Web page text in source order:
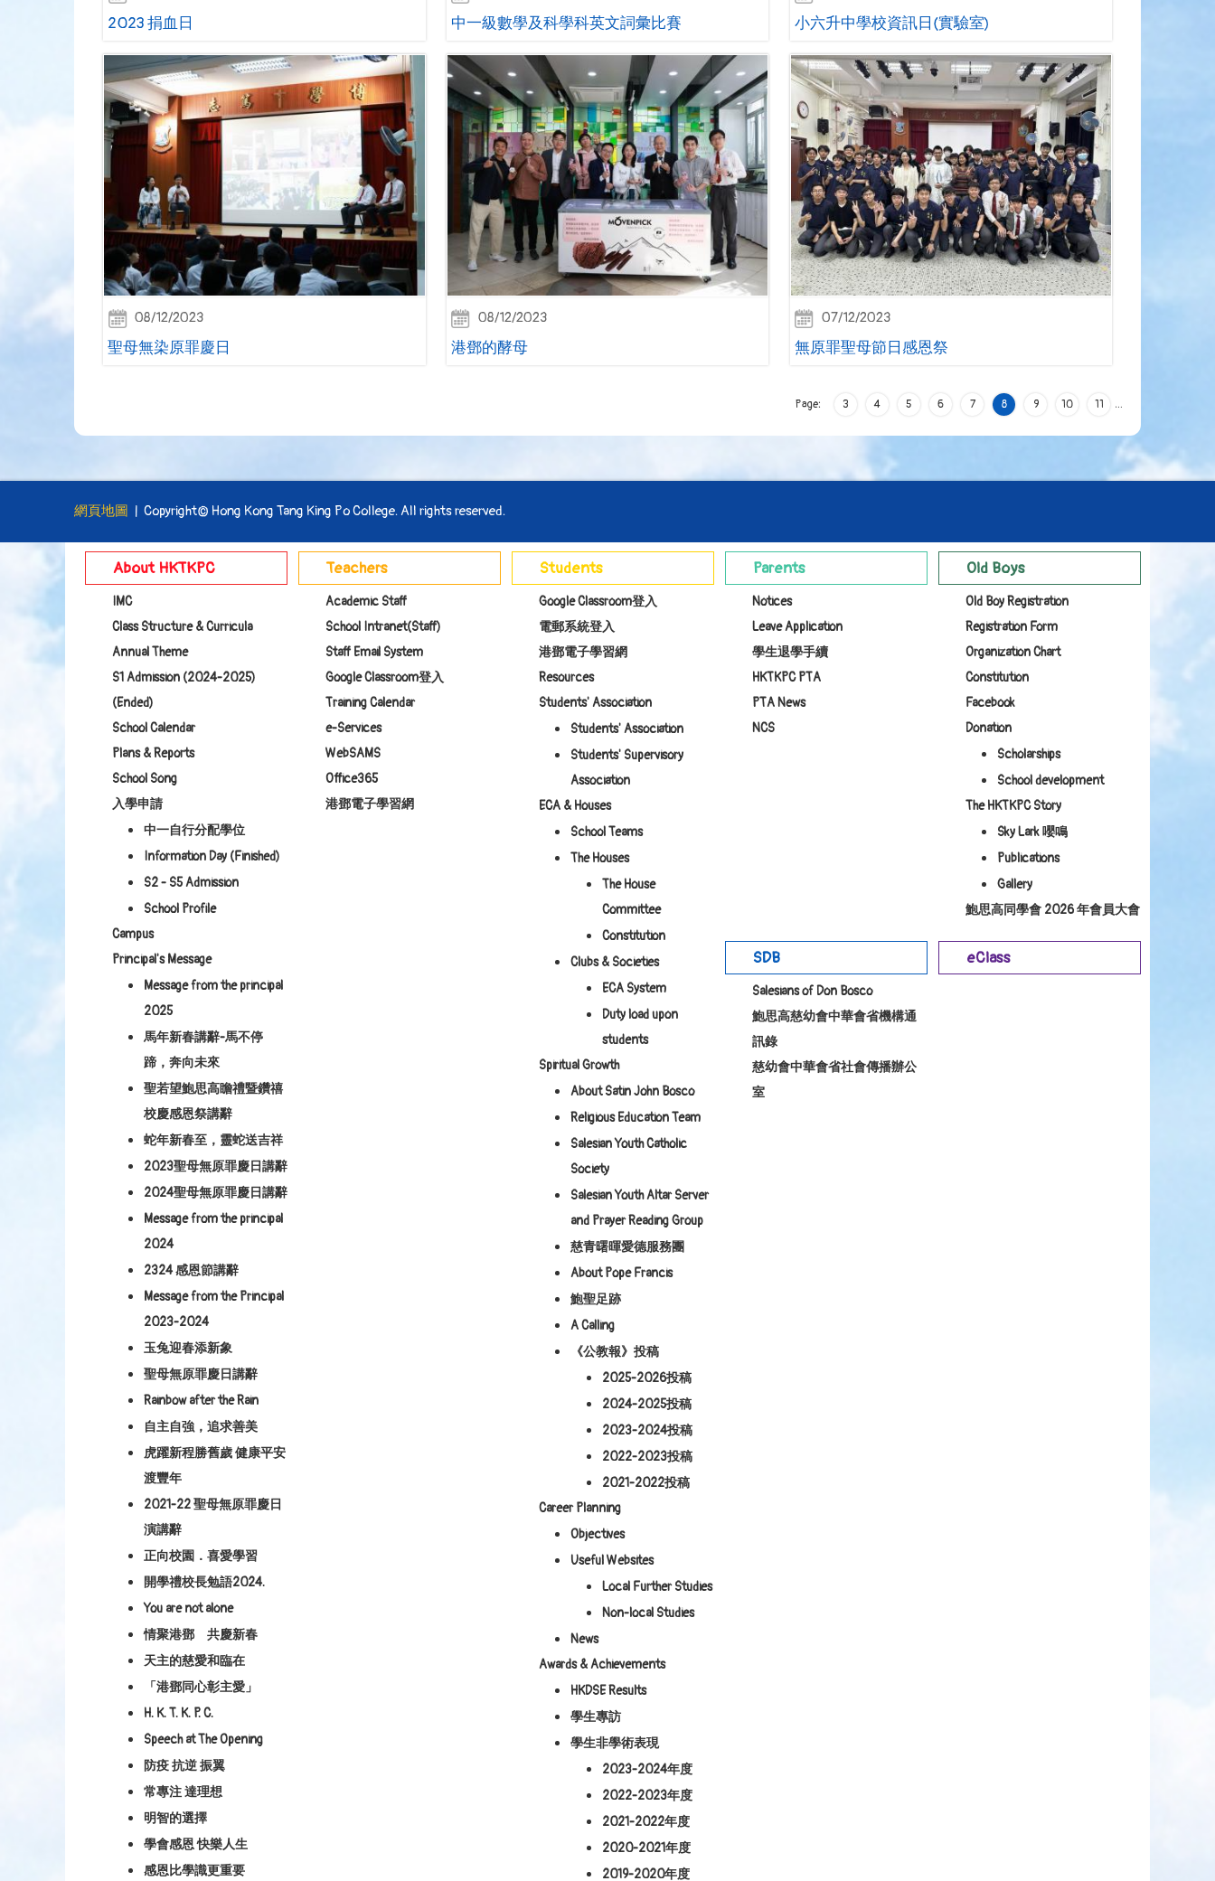
2023 捐血日 中一級數學及科學科英文詞彙比賽 小六升中學校資訊日(實驗室)
08/12/2023
聖母無染原罪慶日
08/12/2023
港鄧的酵母
07/12/2023
無原罪聖母節日感恩祭
Page: …
3 4 5 6 7 8 9 10 11
網頁地圖 | Copyright© Hong Kong Tang King Po College. All rights reserved.
About HKTKPC
IMC
Class Structure & Curricula
Annual Theme
S1 Admission (2024-2025)
(Ended)
School Calendar
Plans & Reports
School Song
入學申請
中一自行分配學位
Information Day (Finished)
S2 - S5 Admission
School Profile
Campus
Principal's Message
Message from the principal
2025
馬年新春講辭-馬不停
蹄，奔向未來
聖若望鮑思高瞻禮暨鑽禧
校慶感恩祭講辭
蛇年新春至，靈蛇送吉祥
2023聖母無原罪慶日講辭
2024聖母無原罪慶日講辭
Message from the principal
2024
2324 感恩節講辭
Message from the Principal
2023-2024
玉兔迎春添新象
聖母無原罪慶日講辭
Rainbow after the Rain
自主自強，追求善美
虎躍新程勝舊歲 健康平安
渡豐年
2021-22 聖母無原罪慶日
演講辭
正向校園．喜愛學習
開學禮校長勉語2024.
You are not alone
情聚港鄧 共慶新春
天主的慈愛和臨在
「港鄧同心彰主愛」
H. K. T. K. P. C.
Speech at The Opening
防疫 抗逆 振翼
常專注 達理想
明智的選擇
學會感恩 快樂人生
感恩比學識更重要
Teachers
Academic Staff
School Intranet(Staff)
Staff Email System
Google Classroom登入
Training Calendar
e-Services
WebSAMS
Office365
港鄧電子學習網
Students
Google Classroom登入
電郵系統登入
港鄧電子學習網
Resources
Students' Association
Students' Association
Students' Supervisory
Association
ECA & Houses
School Teams
The Houses
The House
Committee
Constitution
Clubs & Societies
ECA System
Duty load upon
students
Spiritual Growth
About Satin John Bosco
Religious Education Team
Salesian Youth Catholic
Society
Salesian Youth Altar Server
and Prayer Reading Group
慈青曙暉愛德服務團
About Pope Francis
鮑聖足跡
A Calling
《公教報》投稿
2025-2026投稿
2024-2025投稿
2023-2024投稿
2022-2023投稿
2021-2022投稿
Career Planning
Objectives
Useful Websites
Local Further Studies
Non-local Studies
News
Awards & Achievements
HKDSE Results
學生專訪
學生非學術表現
2023-2024年度
2022-2023年度
2021-2022年度
2020-2021年度
2019-2020年度
Parents
Notices
Leave Application
學生退學手續
HKTKPC PTA
PTA News
NCS
Old Boys
Old Boy Registration
Registration Form
Organization Chart
Constitution
Facebook
Donation
Scholarships
School development
The HKTKPC Story
Sky Lark 嚶鳴
Publications
Gallery
鮑思高同學會 2026 年會員大會
SDB
Salesians of Don Bosco
鮑思高慈幼會中華會省機構通
訊錄
慈幼會中華會省社會傳播辦公
室
eClass